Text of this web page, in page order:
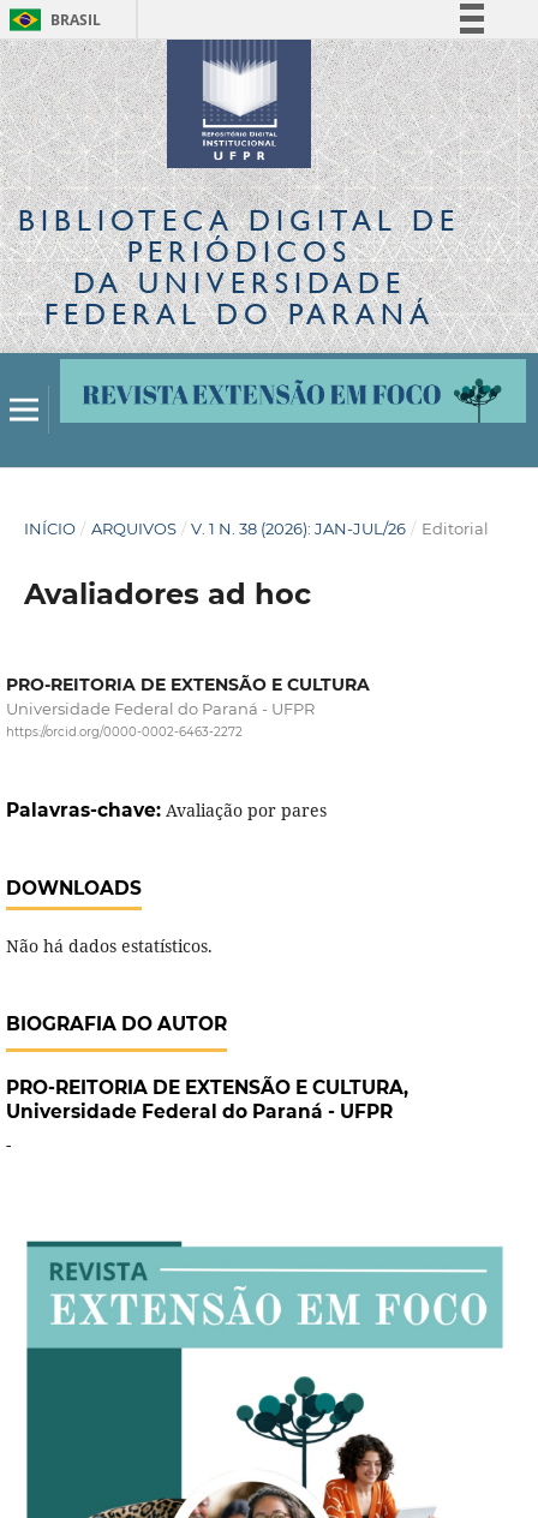
BRASIL
Simplifique!
Comunica BR
Participe
Acesso à informação
Legislação
Canais
BIBLIOTECA DIGITALDE
PERIÓDICOS
DA UNIVERSIDADE
FEDERAL DO PARANÁ
INÍCIO / ARQUIVOS / V. 1 N. 38 (2026): JAN-JUL/26 / Editorial
Avaliadores ad hoc
PRO-REITORIA DE EXTENSÃO E CULTURA
Universidade Federal do Paraná - UFPR
https://orcid.org/0000-0002-6463-2272
Palavras-chave: Avaliação por pares
DOWNLOADS
Não há dados estatísticos.
BIOGRAFIA DO AUTOR
PRO-REITORIA DE EXTENSÃO E CULTURA,
Universidade Federal do Paraná - UFPR
-